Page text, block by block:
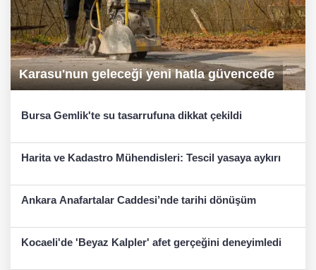
Karasu'nun geleceği yeni hatla güvencede
Bursa Gemlik'te su tasarrufuna dikkat çekildi
Harita ve Kadastro Mühendisleri: Tescil yasaya aykırı
Ankara Anafartalar Caddesi’nde tarihi dönüşüm
Kocaeli'de 'Beyaz Kalpler' afet gerçeğini deneyimledi